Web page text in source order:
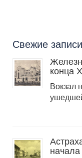
Свежие записи
конца
Вокзал
начала